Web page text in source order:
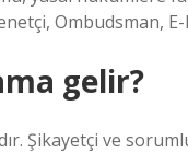
Ombudsman, E-
gelir?
Şikayetçi ve